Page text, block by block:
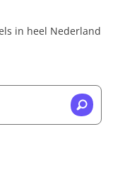
in heel Nederland